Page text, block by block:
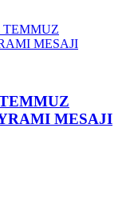
MESAJI